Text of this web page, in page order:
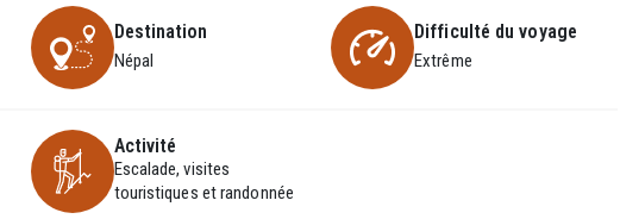
Destination
Népal
Difficulté du voyage
Extrême
Activité
Escalade, visites
touristiques et randonnée